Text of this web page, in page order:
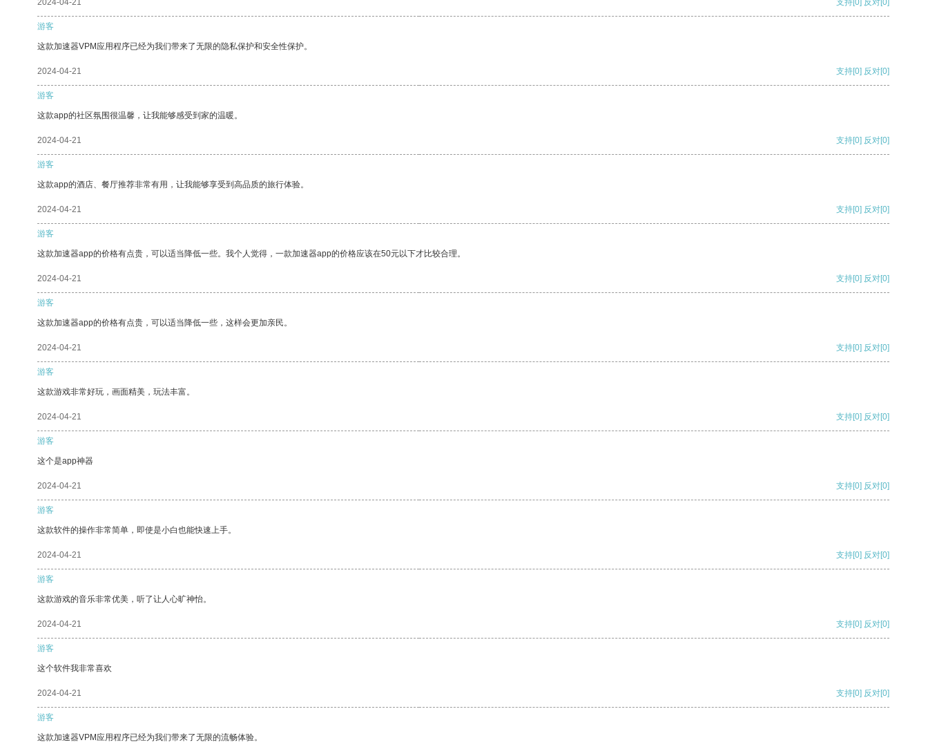
2024-04-21 支持[0] 反对[0]
游客
这款加速器VPM应用程序已经为我们带来了无限的隐私保护和安全性保护。
2024-04-21 支持[0] 反对[0]
游客
这款app的社区氛围很温馨，让我能够感受到家的温暖。
2024-04-21 支持[0] 反对[0]
游客
这款app的酒店、餐厅推荐非常有用，让我能够享受到高品质的旅行体验。
2024-04-21 支持[0] 反对[0]
游客
这款加速器app的价格有点贵，可以适当降低一些。我个人觉得，一款加速器app的价格应该在50元以下才比较合理。
2024-04-21 支持[0] 反对[0]
游客
这款加速器app的价格有点贵，可以适当降低一些，这样会更加亲民。
2024-04-21 支持[0] 反对[0]
游客
这款游戏非常好玩，画面精美，玩法丰富。
2024-04-21 支持[0] 反对[0]
游客
这个是app神器
2024-04-21 支持[0] 反对[0]
游客
这款软件的操作非常简单，即使是小白也能快速上手。
2024-04-21 支持[0] 反对[0]
游客
这款游戏的音乐非常优美，听了让人心旷神怡。
2024-04-21 支持[0] 反对[0]
游客
这个软件我非常喜欢
2024-04-21 支持[0] 反对[0]
游客
这款加速器VPM应用程序已经为我们带来了无限的流畅体验。